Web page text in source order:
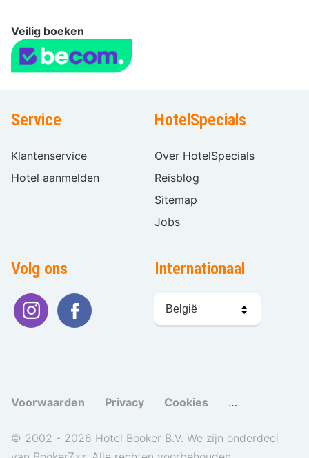
Veilig boeken
Service
Klantenservice
Hotel aanmelden
HotelSpecials
Over HotelSpecials
Reisblog
Sitemap
Jobs
Volg ons Internationaal
kiezen
Voorwaarden Privacy Cookies Cookies
© 2002 - 2026 Hotel Booker B.V. We zijn onderdeel